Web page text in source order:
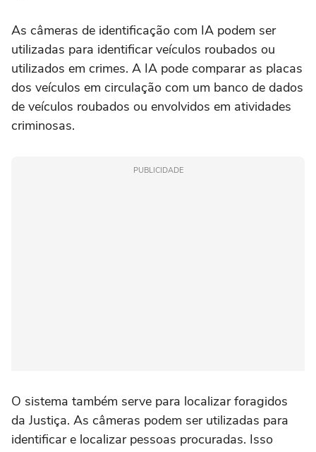
As câmeras de identificação com IA podem ser
utilizadas para identificar veículos roubados ou
utilizados em crimes. A IA pode comparar as placas
dos veículos em circulação com um banco de dados
de veículos roubados ou envolvidos em atividades
criminosas.
PUBLICIDADE
O sistema também serve para localizar foragidos
da Justiça. As câmeras podem ser utilizadas para
identificar e localizar pessoas procuradas. Isso